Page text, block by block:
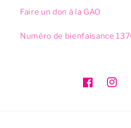
Faire un don à la GAO
Numéro de bienfaisance
Facebook